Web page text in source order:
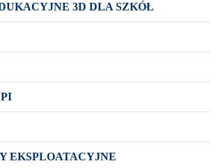
3D DLA SZKÓŁ
EKSPLOATACYJNE